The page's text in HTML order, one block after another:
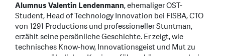
Alumnus Valentin Lendenmann, ehemaliger OST-
Student, Head of Technology Innovation bei FISBA, CTO
von 1291 Productions und professioneller Stuntman,
erzählt seine persönliche Geschichte. Er zeigt, wie
technisches Know-how, Innovationsgeist und Mut zu